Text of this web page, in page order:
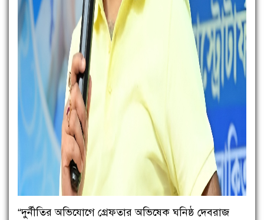
“দুর্নীতির অভিযোগে গ্রেফতার অভিষেক ঘনিষ্ঠ দেবরাজ